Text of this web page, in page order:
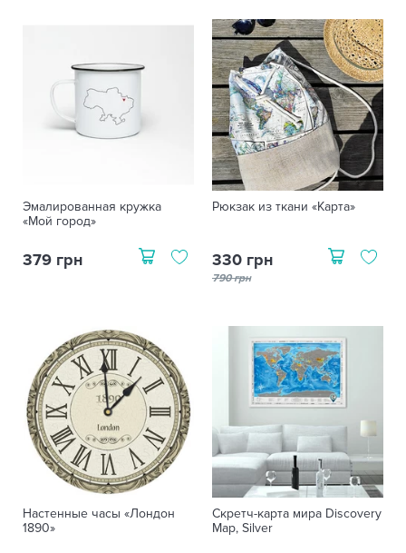
Эмалированная кружка
«Мой город»
379 грн
Рюкзак из ткани «Карта»
330 грн
790 грн
Настенные часы «Лондон
1890»
Скретч-карта мира Discovery
Map, Silver